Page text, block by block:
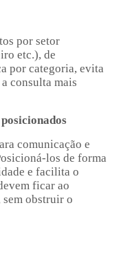
por setor
etc.), de
por categoria, evita
consulta mais
comunicação e
los de forma
e facilita o
ficar ao
obstruir o